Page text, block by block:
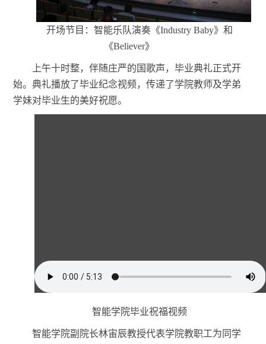
开场节目：智能乐队演奏《Industry Baby》和
《Believer》
上午十时整，伴随庄严的国歌声，毕业典礼正式开
始。典礼播放了毕业纪念视频，传递了学院教师及学弟
学妹对毕业生的美好祝愿。
智能学院毕业祝福视频
智能学院副院长林宙辰教授代表学院教职工为同学